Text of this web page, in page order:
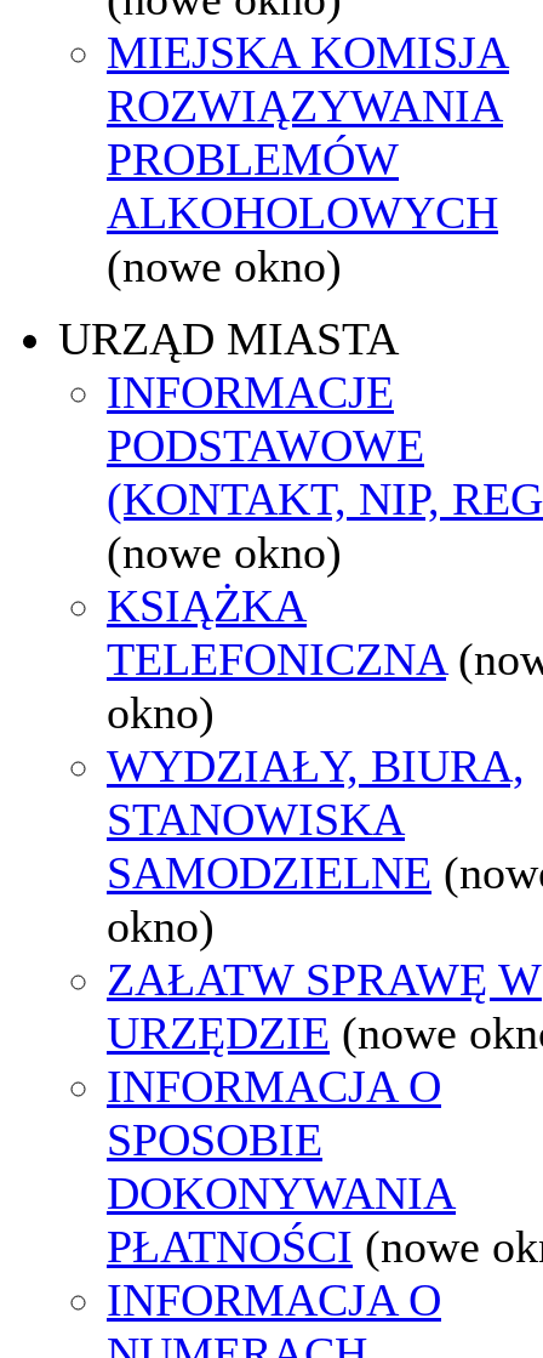
MIEJSKA KOMISJA
ROZWIĄZYWANIA
PROBLEMÓW
ALKOHOLOWYCH
(nowe okno)
URZĄD MIASTA
INFORMACJE
PODSTAWOWE
(KONTAKT, NIP,
(nowe okno)
KSIĄŻKA
TELEFONICZNA
okno)
WYDZIAŁY, BIURA,
STANOWISKA
SAMODZIELNE
okno)
ZAŁATW SPRAWĘ W
URZĘDZIE (nowe
INFORMACJA O
SPOSOBIE
DOKONYWANIA
PŁATNOŚCI (nowe
INFORMACJA O